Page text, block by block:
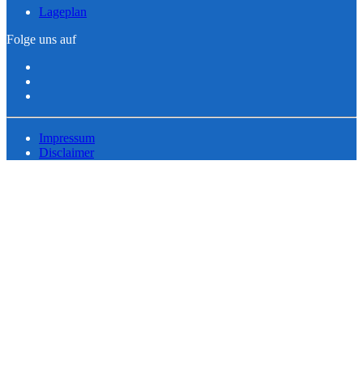
Lageplan
Folge uns auf
Impressum
Disclaimer